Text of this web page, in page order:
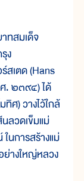
สมเด็จ
ง
สเตด (Hans
. ๒๓๙๔) ได้
ทิศ) วางไว้ใกล้
ลวดเข็มแม่
ในการสร้างแม่
ย่างใหญ่หลวง